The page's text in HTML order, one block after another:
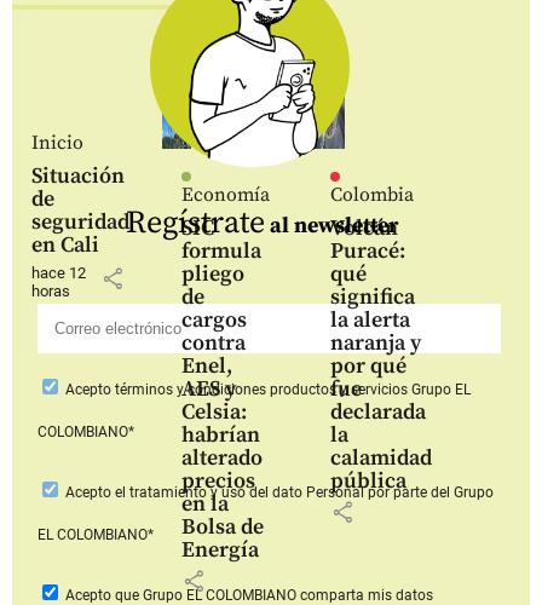
Inicio
Situación
de
seguridad
en Cali
hace 12
horas
share
Economía
SIC
formula
pliego
de
cargos
contra
Enel,
AES y
Celsia:
habrían
alterado
precios
en la
Bolsa de
Energía
share
Colombia
Volcán
Puracé:
qué
significa
la alerta
naranja y
por qué
fue
declarada
la
calamidad
pública
share
Regístrate al newsletter
Aceptotérminos y condiciones productos y serviciosGrupo EL
COLOMBIANO*
Acepto el tratamiento y uso del dato Personalpor parte del Grupo
EL COLOMBIANO*
Acepto que Grupo EL COLOMBIANOcomparta mis datos